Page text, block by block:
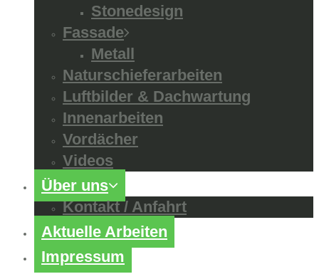
Stonedesign
Fassade
Metall
Naturschieferarbeiten
Luftbilder & Dachwartung
Innenarbeiten
Vordächer
Videos
Über uns
Kontakt / Anfahrt
Aktuelle Arbeiten
Impressum